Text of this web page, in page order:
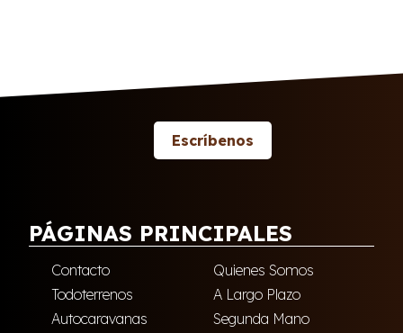
Escríbenos
PÁGINAS PRINCIPALES
Contacto
Quienes Somos
Todoterrenos
A Largo Plazo
Autocaravanas
Segunda Mano